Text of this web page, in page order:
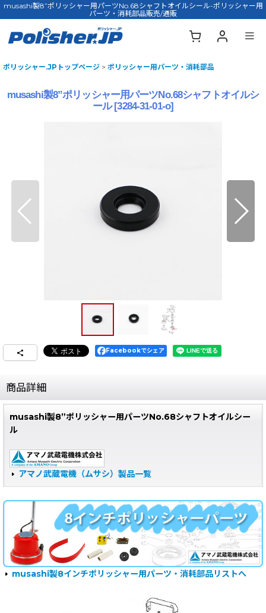
musashi製8”ポリッシャー用パーツNo.68シャフトオイルシール-ポリッシャー用
パーツ・消耗部品販売/通販
ポリッシャー.JPトップページ > ポリッシャー用パーツ・消耗部品
musashi製8”ポリッシャー用パーツNo.68シャフトオイルシ
ール [3284-31-01-o]
Facebookでシェア
商品詳細
musashi製8”ポリッシャー用パーツNo.68シャフトオイルシー
ル
アマノ武蔵電機（ムサシ）製品一覧
musashi製8インチポリッシャー用パーツ・消耗部品リストへ